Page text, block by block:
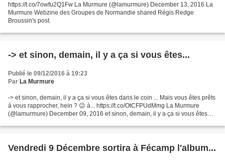
https://t.co/7owfu2Q1Fw La Murmure (@lamurmure) December 13, 2016 La
Murmure Webzine des Groupes de Normandie shared Régis Redge
Broussin's post.
-> et sinon, demain, il y a ça si vous êtes...
Publié le 09/12/2016 à 19:23
Par La Murmure
-> et sinon, demain, il y a ça si vous êtes dans le coin ... Mais vous êtes prêts
à vous rapprocher, hein ? 😉 à... https://t.co/OtCFPUdMmg La Murmure
(@lamurmure) December 09, 2016 et sinon, demain, il y a ça si vous êtes
Vendredi 9 Décembre sortira à Fécamp l'album...